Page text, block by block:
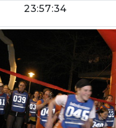
23:57:34